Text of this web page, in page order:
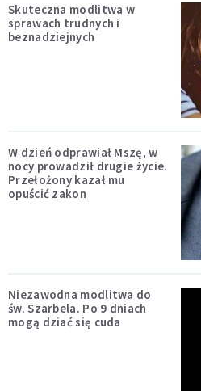
Skuteczna modlitwa w
sprawach trudnych i
beznadziejnych
W dzień odprawiał Mszę, w
nocy prowadził drugie życie.
Przełożony kazał mu
opuścić zakon
Niezawodna modlitwa do
św. Szarbela. Po 9 dniach
mogą dziać się cuda